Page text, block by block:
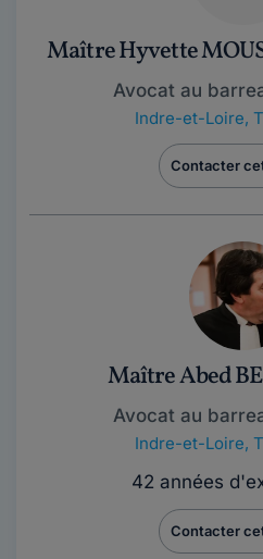
Maître Hyvette
Avocat au
Indre-et-Loire,
Contacter
Maître Abed
Avocat au
Indre-et-Loire,
42 années
Contacter